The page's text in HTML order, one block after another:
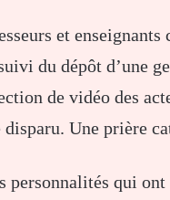
et
du dépôt d’une
de vidéo des
Une prière
personnalités qui